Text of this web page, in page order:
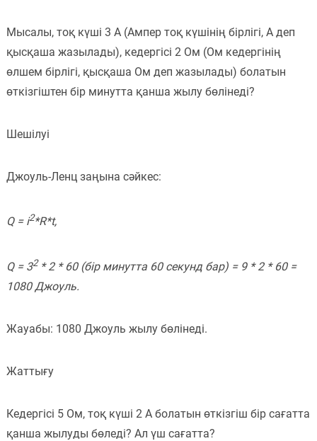
Мысалы, тоқ күші 3 А (Ампер тоқ күшінің бірлігі, А деп
қысқаша жазылады), кедергісі 2 Ом (Ом кедергінің
өлшем бірлігі, қысқаша Ом деп жазылады) болатын
өткізгіштен бір минутта қанша жылу бөлінеді?
Шешілуі
Джоуль-Ленц заңына сәйкес:
Q = i2*R*t,
Q = 32* 2 * 60 (бір минутта 60 секунд бар) = 9 * 2 * 60 =
1080 Джоуль.
Жауабы: 1080 Джоуль жылу бөлінеді.
Жаттығу
Кедергісі 5 Ом, тоқ күші 2 А болатын өткізгіш бір сағатта
қанша жылуды бөледі? Ал үш сағатта?